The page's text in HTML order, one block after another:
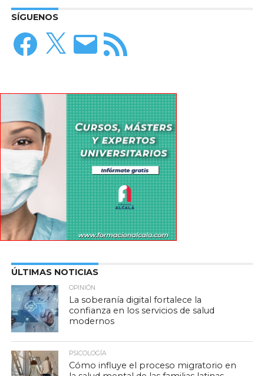
SÍGUENOS
Facebook
X
Correo
electrónico
Feed
RSS
ÚLTIMAS NOTICIAS
OPINIÓN
La soberanía digital fortalece la
confianza en los servicios de salud
modernos
PSICOLOGÍA
Cómo influye el proceso migratorio en